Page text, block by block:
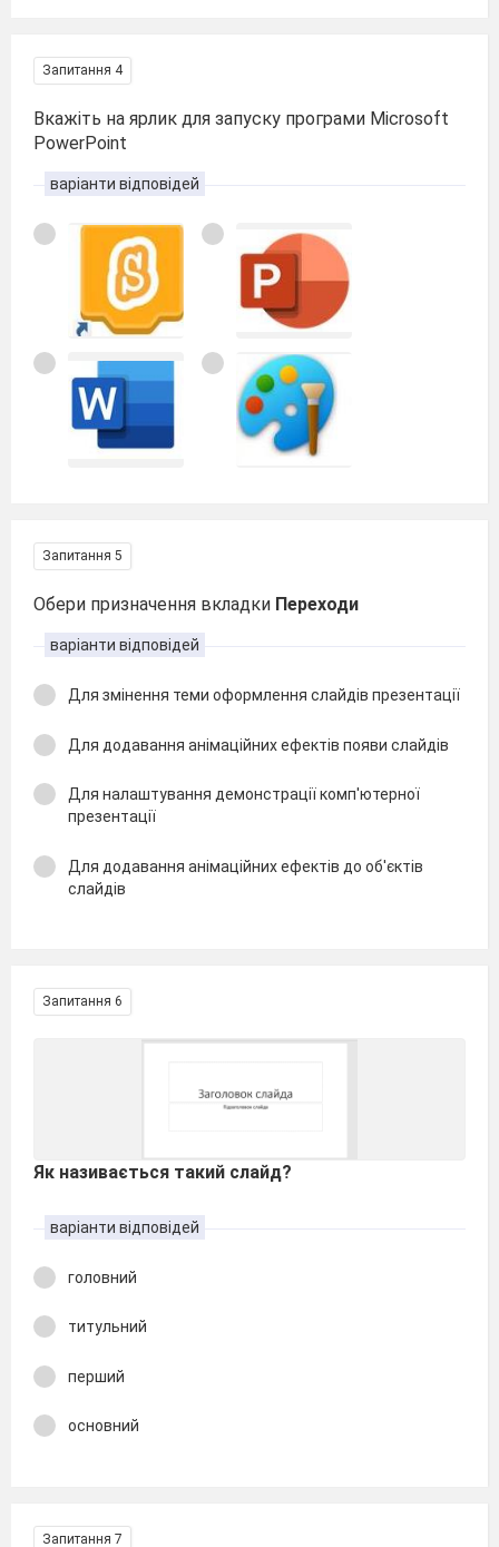
Запитання 4
Вкажіть на ярлик для запуску програми Microsoft
PowerPoint
варіанти відповідей
Запитання 5
Обери призначення вкладки Переходи
варіанти відповідей
Для змінення теми оформлення слайдів презентації
Для додавання анімаційних ефектів появи слайдів
Для налаштування демонстрації комп'ютерної
презентації
Для додавання анімаційних ефектів до об'єктів
слайдів
Запитання 6
Як називається такий слайд?
варіанти відповідей
головний
титульний
перший
основний
Запитання 7